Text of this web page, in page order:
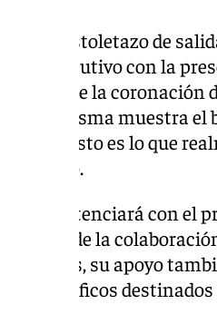
dio el pistoletazo de
Jesús Cautivo con la
de la coronación
Ledesma muestra
y esto es lo que
el barrio.
se potenciará con el
además de la
vecinos, su apoyo
benéficos